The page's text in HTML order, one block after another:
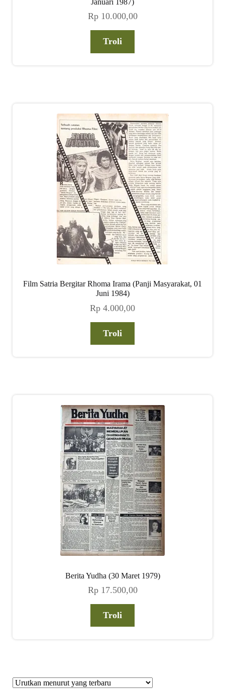
Rp10.000,00
Troli
Film Satria Bergitar Rhoma Irama (Panji Masyarakat, 01
Juni 1984)
Rp 4.000,00
Troli
Berita Yudha (30 Maret 1979)
Rp17.500,00
Troli